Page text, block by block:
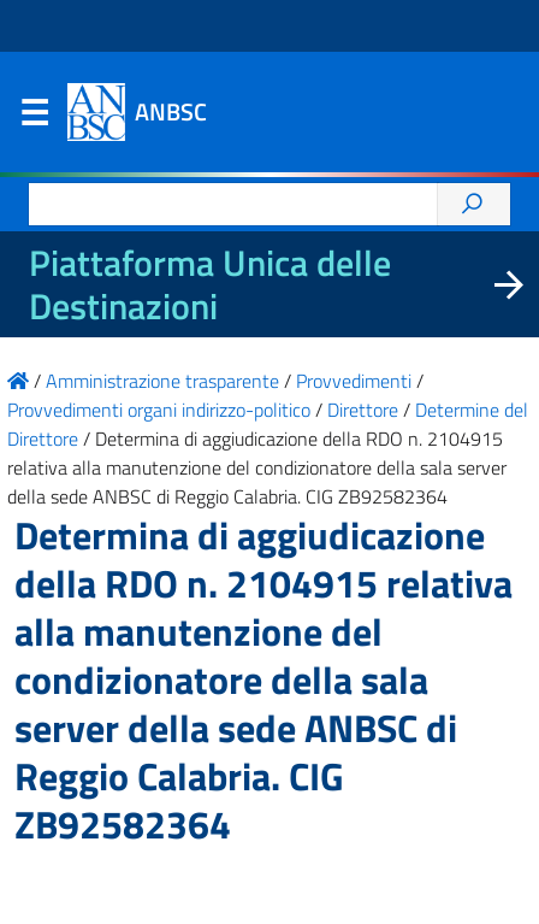
ANBSC
per:
Piattaforma Unica delle
Destinazioni
/Amministrazione trasparente/ Provvedimenti/
Provvedimenti organi indirizzo-politico/ Direttore/ Determine del
Direttore/ Determina di aggiudicazione della RDO n. 2104915
relativa alla manutenzione del condizionatore della sala server
della sede ANBSC di Reggio Calabria. CIG ZB92582364
Determina di aggiudicazione
della RDO n. 2104915 relativa
alla manutenzione del
condizionatore della sala
server della sede ANBSC di
Reggio Calabria. CIG
ZB92582364